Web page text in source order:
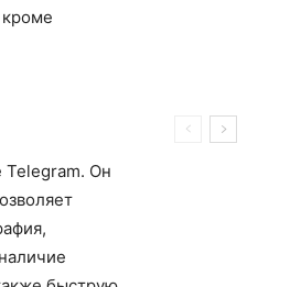
Telegram. Он